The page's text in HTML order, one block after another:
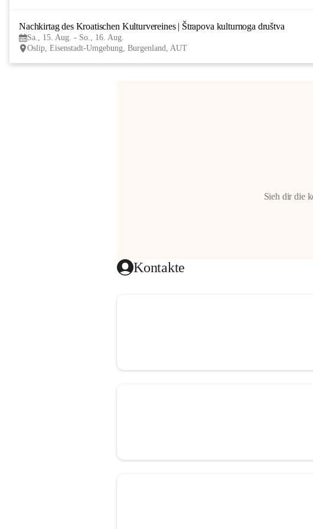
Nachkirtag des Kroatischen Kulturvereines | Štrapova kulturnoga društva
Sa., 15. Aug. - So., 16. Aug.
Oslip, Eisenstadt-Umgebung, Burgenland, AUT
Sieh dir die
Kontakte